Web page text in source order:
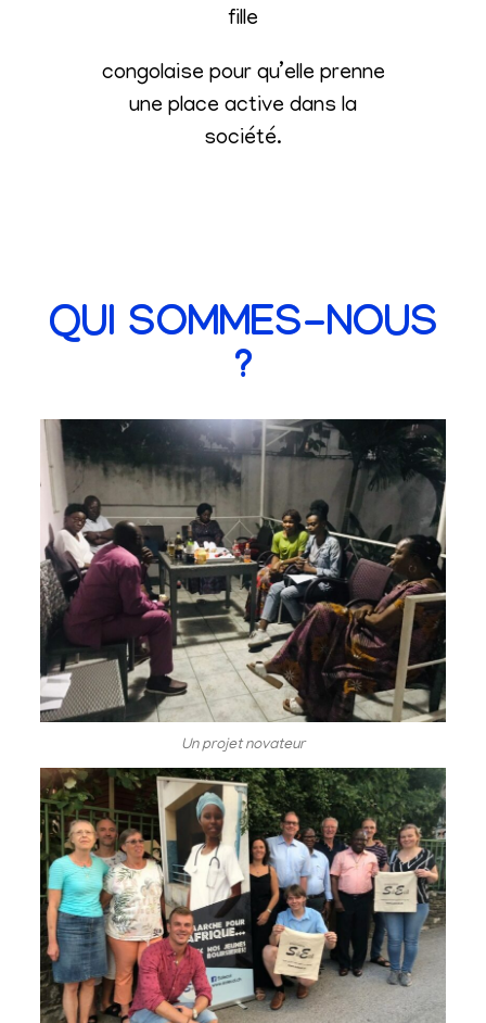
fille
congolaise pour qu’elle prenne
une place active dans la
société.
QUI SOMMES-NOUS
?
Un projet novateur